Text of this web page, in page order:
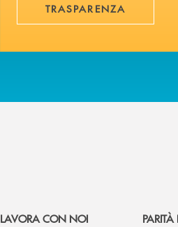
TRASPARENZA
LAVORA CON NOI